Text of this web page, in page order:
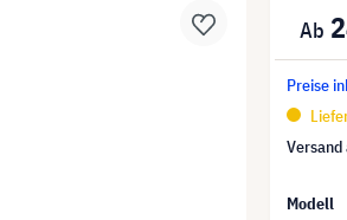
Preise
Versand
Modell